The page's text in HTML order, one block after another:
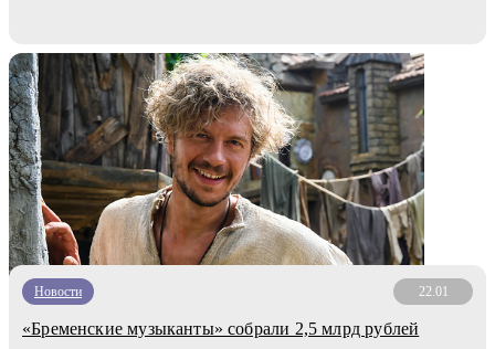
Новости 22.01
«Бременские музыканты» собрали 2,5 млрд рублей